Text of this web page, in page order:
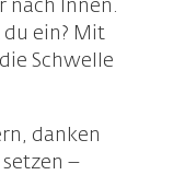
nach Innen.
ein? Mit
Schwelle
danken
–